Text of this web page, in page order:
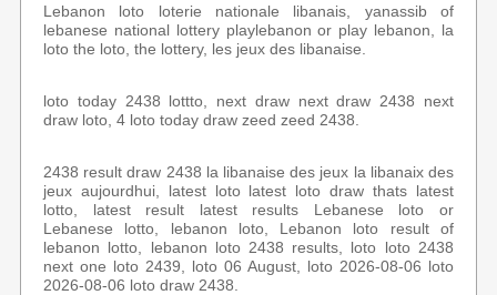
Lebanon loto loterie nationale libanais, yanassib of
lebanese national lottery playlebanon or play lebanon, la
loto the loto, the lottery, les jeux des libanaise.
loto today 2438 lottto, next draw next draw 2438 next
draw loto, 4 loto today draw zeed zeed 2438.
2438 result draw 2438 la libanaise des jeux la libanaix des
jeux aujourdhui, latest loto latest loto draw thats latest
lotto, latest result latest results Lebanese loto or
Lebanese lotto, lebanon loto, Lebanon loto result of
lebanon lotto, lebanon loto 2438 results, loto loto 2438
next one loto 2439, loto 06 August, loto 2026-08-06 loto
2026-08-06 loto draw 2438.